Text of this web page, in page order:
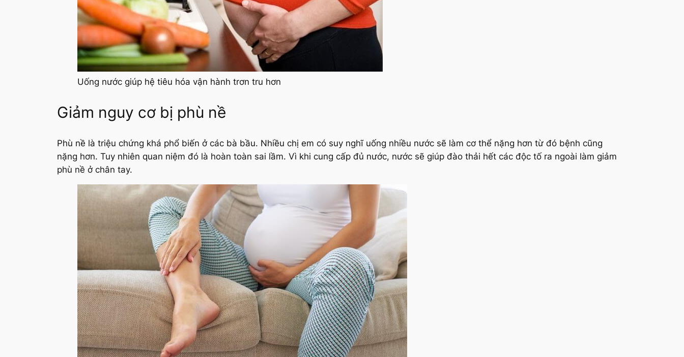
Uống nước giúp hệ tiêu hóa vận hành trơn tru hơn
Giảm nguy cơ bị phù nề
Phù nề là triệu chứng khá phổ biến ở các bà bầu. Nhiều chị em có suy nghĩ uống nhiều nước sẽ làm cơ thể nặng hơn từ đó bệnh cũng
nặng hơn. Tuy nhiên quan niệm đó là hoàn toàn sai lầm. Vì khi cung cấp đủ nước, nước sẽ giúp đào thải hết các độc tố ra ngoài làm giảm
phù nề ở chân tay.